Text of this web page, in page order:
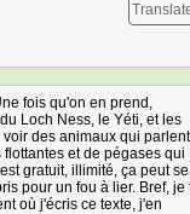
fois qu'on en prend,
Loch Ness, le Yéti, et les
des animaux qui
et de pégases qui
gratuit, illimité, ça peut se
pour un fou à lier. Bref, je
où j'écris ce texte, j'en